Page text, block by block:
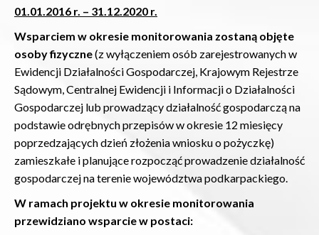
01.01.2016 r. – 31.12.2020 r.
Wsparciem w okresie monitorowania zostaną objęte
osoby fizyczne(z wyłączeniem osób zarejestrowanych w
Ewidencji Działalności Gospodarczej, Krajowym Rejestrze
Sądowym, Centralnej Ewidencji i Informacji o Działalności
Gospodarczej lub prowadzący działalność gospodarczą na
podstawie odrębnych przepisów w okresie 12 miesięcy
poprzedzających dzień złożenia wniosku o pożyczkę)
zamieszkałe i planujące rozpocząć prowadzenie działalność
gospodarczej na terenie województwa podkarpackiego.
W ramach projektu w okresie monitorowania
przewidziano wsparcie w postaci: